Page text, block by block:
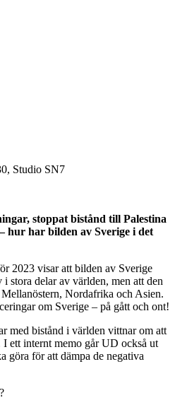
Studio SN7
stoppat bistånd till Palestina
hur har bilden av Sverige i det
2023 visar att bilden av Sverige
stora delar av världen, men att den
Nordafrika och Asien.
om Sverige – på gått och ont!
med bistånd i världen vittnar om att
ett internt memo går UD också ut
göra för att dämpa de negativa